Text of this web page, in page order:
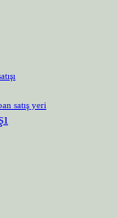
satış yeri